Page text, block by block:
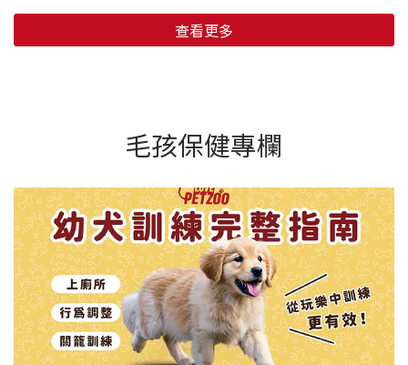
查看更多
毛孩保健專欄